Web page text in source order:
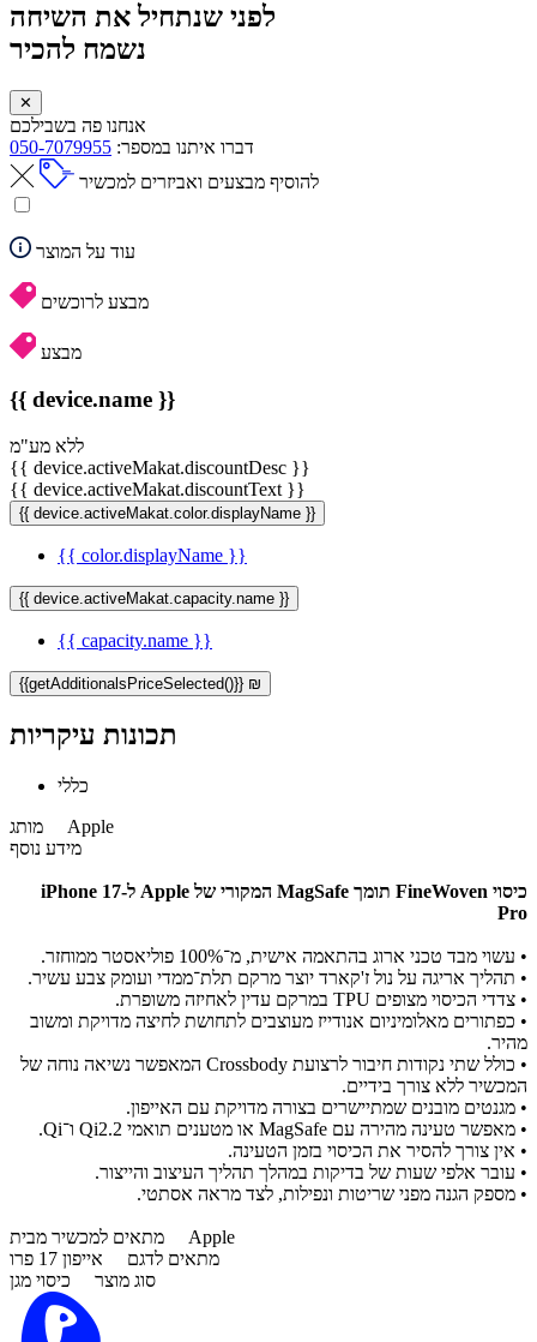
לפני שנתחיל את השיחה
נשמח להכיר
✕
אנחנו פה בשבילכם
דברו איתנו במספר: 050-7079955
להוסיף מבצעים ואביזרים למכשיר
עוד על המוצר
מבצע לרוכשים
מבצע
{{ device.name }}
ללא מע"מ
{{ device.activeMakat.discountDesc }}
{{ device.activeMakat.discountText }}
{{ device.activeMakat.color.displayName }}
{{ color.displayName }}
{{ device.activeMakat.capacity.name }}
{{ capacity.name }}
{{getAdditionalsPriceSelected()}} ₪
תכונות עיקריות
כללי
מותג Apple
מידע נוסף
כיסוי FineWoven תומך MagSafe המקורי של Apple ל-iPhone 17
Pro
• עשוי מבד טכני ארוג בהתאמה אישית, מ־100% פוליאסטר ממוחזר.
• תהליך אריגה על נול ז'קארד יוצר מרקם תלת־ממדי ועומק צבע עשיר.
• צדדי הכיסוי מצופים TPU במרקם עדין לאחיזה משופרת.
• כפתורים מאלומיניום אנודייז מעוצבים לתחושת לחיצה מדויקת ומשוב
מהיר.
• כולל שתי נקודות חיבור לרצועת Crossbody המאפשר נשיאה נוחה של
המכשיר ללא צורך בידיים.
• מגנטים מובנים שמתיישרים בצורה מדויקת עם האייפון.
• מאפשר טעינה מהירה עם MagSafe או מטענים תואמי Qi2.2 ו־Qi.
• אין צורך להסיר את הכיסוי בזמן הטעינה.
• עובר אלפי שעות של בדיקות במהלך תהליך העיצוב והייצור.
• מספק הגנה מפני שריטות ונפילות, לצד מראה אסתטי.
מתאים למכשיר מבית Apple
מתאים לדגם אייפון 17 פרו
סוג מוצר כיסוי מגן